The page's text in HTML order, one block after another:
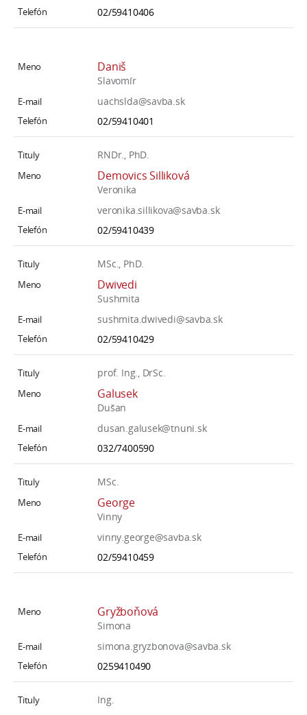
02/59410406
Daniš
Slavomír
uachslda@savba.sk
02/59410401
RNDr., PhD.
Demovics Silliková
Veronika
veronika.sillikova@savba.sk
02/59410439
MSc., PhD.
Dwivedi
Sushmita
sushmita.dwivedi@savba.sk
02/59410429
prof. Ing., DrSc.
Galusek
Dušan
dusan.galusek@tnuni.sk
032/7400590
MSc.
George
Vinny
vinny.george@savba.sk
02/59410459
Gryžboňová
Simona
simona.gryzbonova@savba.sk
0259410490
Ing.